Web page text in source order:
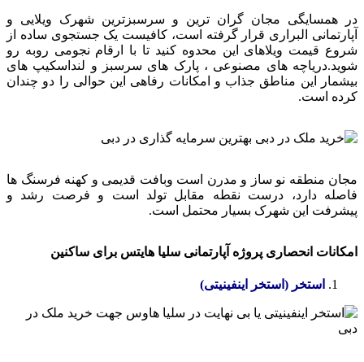
در همسایگی مجان گران ترین و سرسبزترین شهرک ویلایی و
آپارتمانی البراری قرار گرفته است، کافیست یک جستجوی ساده از
شروع قیمت ویلاهای این محدوه کنید تا با ارقام نجومی روبه رو
شوید.دریاچه های مصنوعی ، پارک های سرسبز و لنداسکیپ های
بیشمار این مناطق جذاب و امکانات رفاهی این حوالی را دو چندان
کرده است.
مجان منطقه نو ساز و مدرن است و‌بافت قدیمی و کهنه فرسنگ ها
فاصله دارد، درست نقطه مقابل تولد است و فرصت رشد و
پیشرفت این شهرک بسیار محتمل است.
امکانات انحصاری پروژه آپارتمانی سلیا هایتس برای ساکنین
استخر (استخر اینفینیتی)